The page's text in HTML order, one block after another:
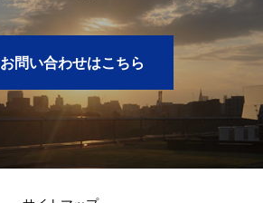
お問い合わせはこちら